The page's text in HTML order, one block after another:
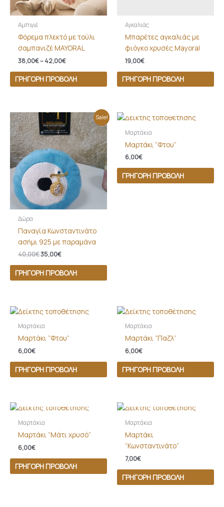
Αμπιγιέ
Φόρεμα πλεκτό με τούλι
σαμπανιζέ MAYORAL
38,00€–42,00€
ΓΡΉΓΟΡΗ ΠΡΟΒΟΛΉ
Αγκαλιάς
Μπαρέτες αγκαλιάς με
φιόγκο χρυσές Mayoral
19,00€
ΓΡΉΓΟΡΗ ΠΡΟΒΟΛΉ
Sale!
Δώρα
Παναγία Κωνσταντινάτο
ασήμι 925 με παραμάνα
40,00€
Original
price
was:
40,00€.
35,00€
τρέχουσα
τιμή
είναι:
35,00€.
ΓΡΉΓΟΡΗ ΠΡΟΒΟΛΉ
Μαρτάκια
Μαρτάκι “Φτου”
6,00€
ΓΡΉΓΟΡΗ ΠΡΟΒΟΛΉ
Μαρτάκια
Μαρτάκι “Φτου”
6,00€
ΓΡΉΓΟΡΗ ΠΡΟΒΟΛΉ
Μαρτάκια
Μαρτάκι “Παζλ”
6,00€
ΓΡΉΓΟΡΗ ΠΡΟΒΟΛΉ
Μαρτάκια
Μαρτάκι “Μάτι χρυσό”
6,00€
ΓΡΉΓΟΡΗ ΠΡΟΒΟΛΉ
Μαρτάκια
Μαρτάκι
“Κωνσταντινάτο”
7,00€
ΓΡΉΓΟΡΗ ΠΡΟΒΟΛΉ